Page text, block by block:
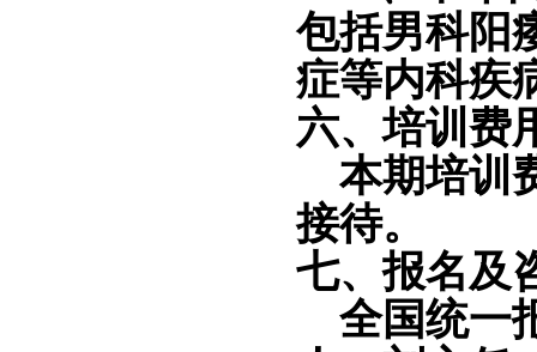
包括男科阳
症等内科疾
六、培训费
本期培训
接待。
七、报名及
全国统一